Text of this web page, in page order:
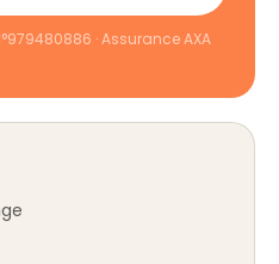
· Assurance AXA